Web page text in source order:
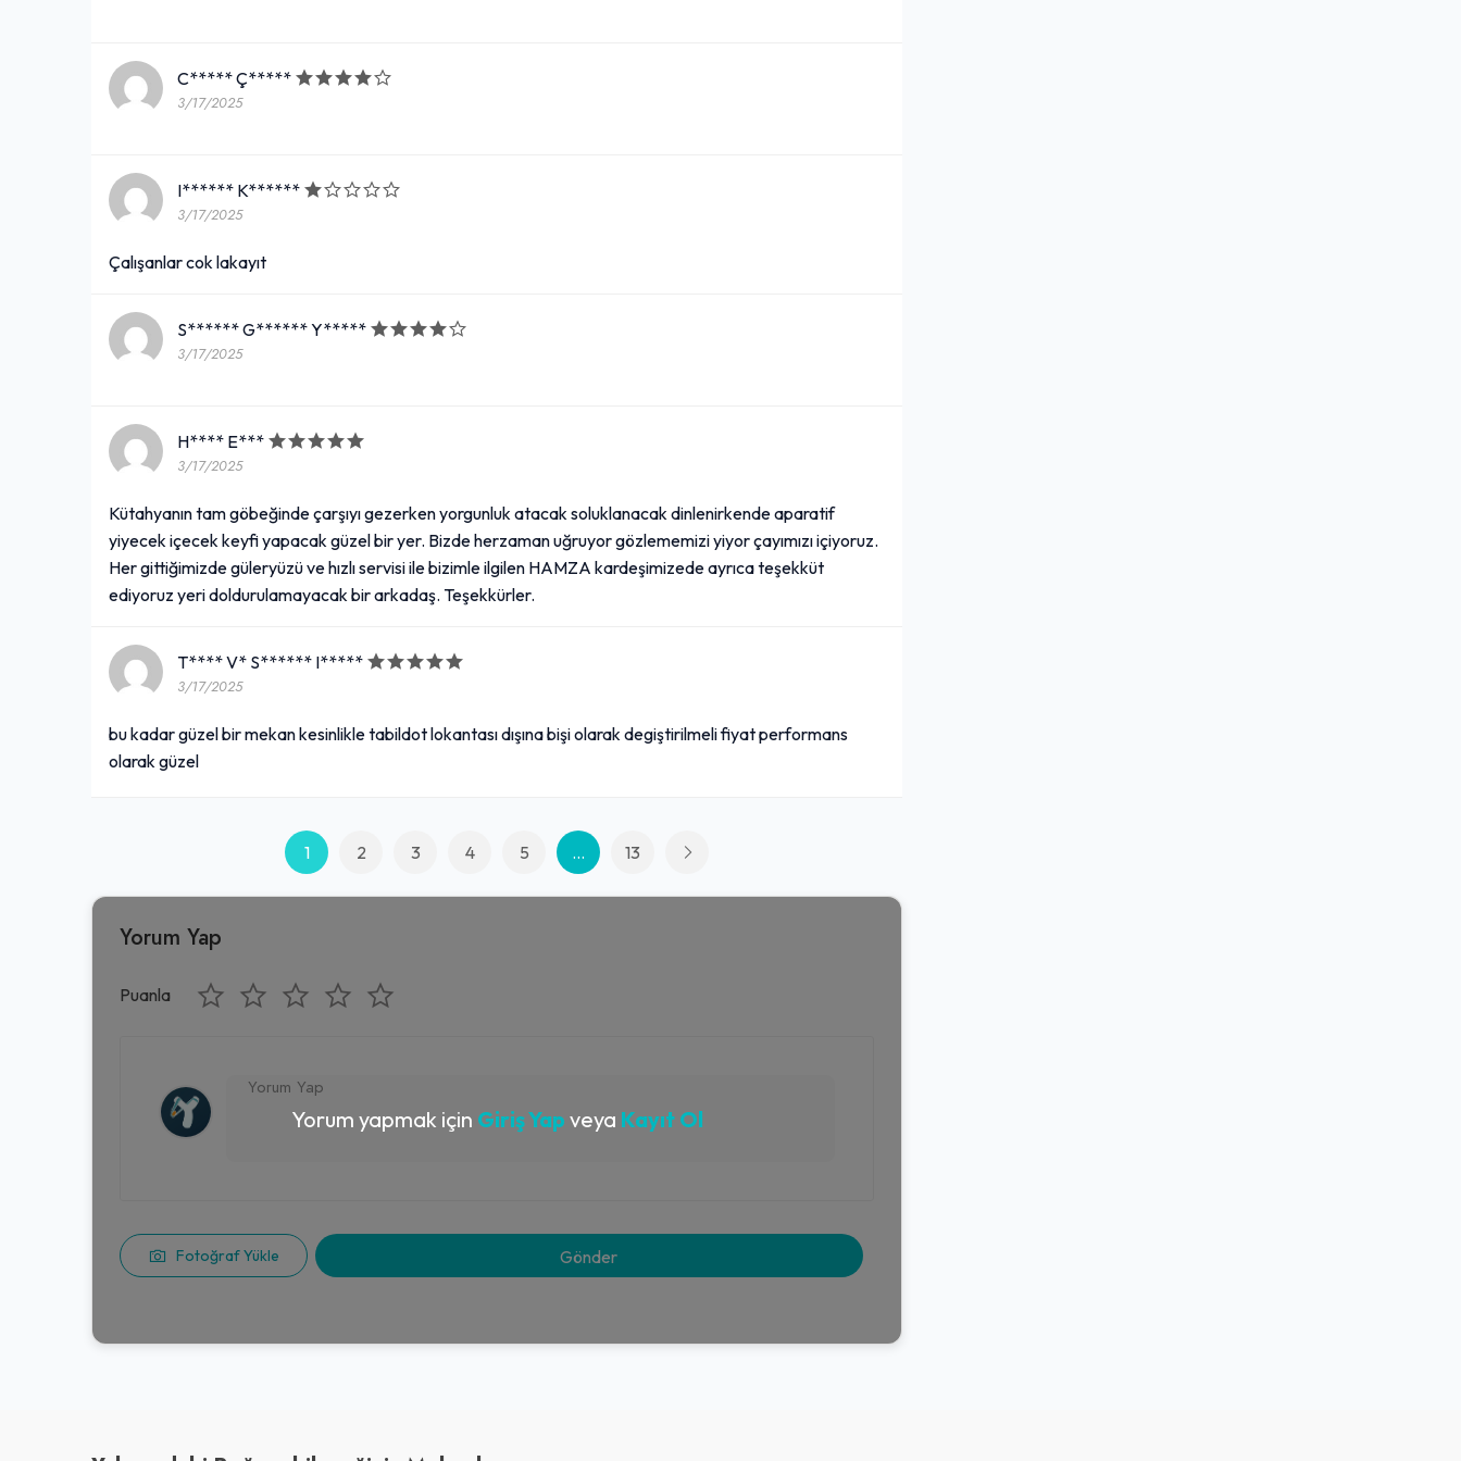
C***** Ç*****
3/17/2025
I****** K******
3/17/2025
Çalışanlar cok lakayıt
S****** G****** Y*****
3/17/2025
H**** E***
3/17/2025
Kütahyanın tam göbeğinde çarşıyı gezerken yorgunluk atacak soluklanacak dinlenirkende aparatif
yiyecek içecek keyfi yapacak güzel bir yer. Bizde herzaman uğruyor gözlememizi yiyor çayımızı içiyoruz.
Her gittiğimizde güleryüzü ve hızlı servisi ile bizimle ilgilen HAMZA kardeşimizede ayrıca teşekküt
ediyoruz yeri doldurulamayacak bir arkadaş. Teşekkürler.
T**** V* S****** I*****
3/17/2025
bu kadar güzel bir mekan kesinlikle tabildot lokantası dışına bişi olarak degiştirilmeli fiyat performans
olarak güzel
1 2 3 4 5 ... 13
Yorum Yap
Puanla
Fotoğraf Yükle
Yorum yapmak için Giriş Yap veya Kayıt Ol